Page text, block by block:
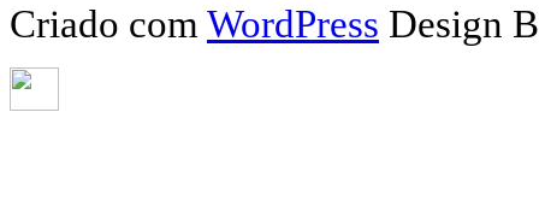
Criado com WordPress Design